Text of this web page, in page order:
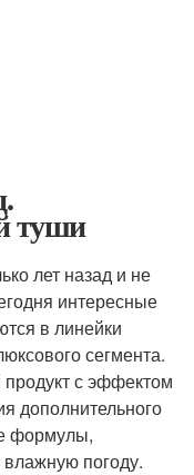
туши
лет назад и не
интересные
в линейки
сегмента.
с эффектом
дополнительного
формулы,
погоду.